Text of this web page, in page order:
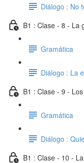
Diálogo : No
B1 : Clase - 8 - La
Gramática
Diálogo : La
B1 : Clase - 9 -
Gramática
Diálogo :
B1 : Clase - 10 -